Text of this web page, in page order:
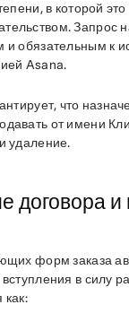
в которой
Запрос
и обязательным к
Asana.
что
от имени
удаление.
договора и
форм заказа
в силу
как: